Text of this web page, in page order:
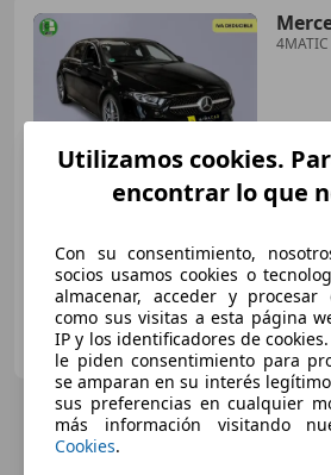
4MATIC
€
Súper
MIÑA CAR
ES-29003 MALAGA
Utilizamos cookies.
encontrar lo que
Con su consentimiento,
socios usamos cookies o
almacenar, acceder y procesar
como sus visitas a esta página
IP y los identificadores de
le piden consentimiento para
se amparan en su interés
sus preferencias en cualquier
más información visitando
Cookies.